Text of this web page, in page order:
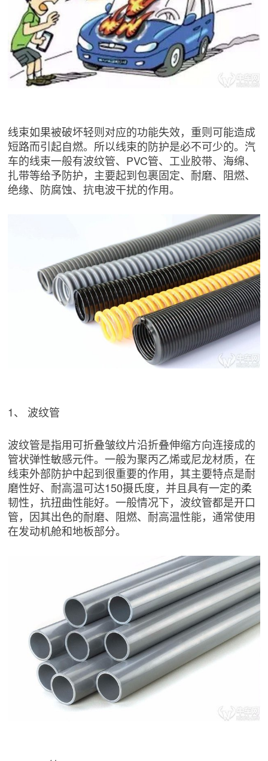
线束如果被破坏轻则对应的功能失效，重则可能造成
短路而引起自燃。所以线束的防护是必不可少的。汽
车的线束一般有波纹管、PVC管、工业胶带、海绵、
扎带等给予防护，主要起到包裹固定、耐磨、阻燃、
绝缘、防腐蚀、抗电波干扰的作用。
1、 波纹管
波纹管是指用可折叠皱纹片沿折叠伸缩方向连接成的
管状弹性敏感元件。一般为聚丙乙烯或尼龙材质，在
线束外部防护中起到很重要的作用，其主要特点是耐
磨性好、耐高温可达150摄氏度，并且具有一定的柔
韧性，抗扭曲性能好。一般情况下，波纹管都是开口
管，因其出色的耐磨、阻燃、耐高温性能，通常使用
在发动机舱和地板部分。